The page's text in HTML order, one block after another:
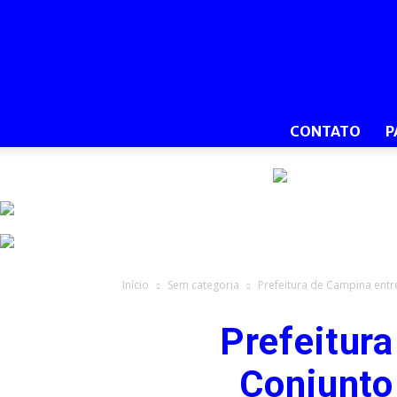
CONTATO
Início Sem categoria Prefeitura de Campina